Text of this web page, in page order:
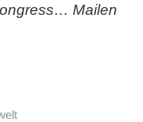
Mailen